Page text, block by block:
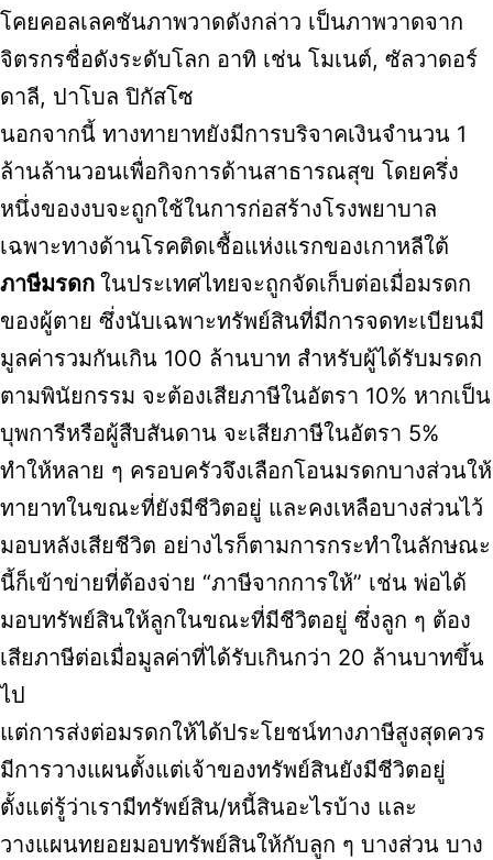
โคยคอลเลคชันภาพวาดดังกล่าว เป็นภาพวาดจาก
จิตรกรชื่อดังระดับโลก อาทิ เช่น โมเนต์, ซัลวาดอร์
ดาลี, ปาโบล ปิกัสโซ
นอกจากนี้ ทางทายาทยังมีการบริจาคเงินจำนวน 1
ล้านล้านวอนเพื่อกิจการด้านสาธารณสุข โดยครึ่ง
หนึ่งของงบจะถูกใช้ในการก่อสร้างโรงพยาบาล
เฉพาะทางด้านโรคติดเชื้อแห่งแรกของเกาหลีใต้
ภาษีมรดก ในประเทศไทยจะถูกจัดเก็บต่อเมื่อมรดก
ของผู้ตาย ซึ่งนับเฉพาะทรัพย์สินที่มีการจดทะเบียนมี
มูลค่ารวมกันเกิน 100 ล้านบาท สำหรับผู้ได้รับมรดก
ตามพินัยกรรม จะต้องเสียภาษีในอัตรา 10% หากเป็น
บุพการีหรือผู้สืบสันดาน จะเสียภาษีในอัตรา 5%
ทำให้หลาย ๆ ครอบครัวจึงเลือกโอนมรดกบางส่วนให้
ทายาทในขณะที่ยังมีชีวิตอยู่ และคงเหลือบางส่วนไว้
มอบหลังเสียชีวิต อย่างไรก็ตามการกระทำในลักษณะ
นี้ก็เข้าข่ายที่ต้องจ่าย “ภาษีจากการให้” เช่น พ่อได้
มอบทรัพย์สินให้ลูกในขณะที่มีชีวิตอยู่ ซึ่งลูก ๆ ต้อง
เสียภาษีต่อเมื่อมูลค่าที่ได้รับเกินกว่า 20 ล้านบาทขึ้น
ไป
แต่การส่งต่อมรดกให้ได้ประโยชน์ทางภาษีสูงสุดควร
มีการวางแผนตั้งแต่เจ้าของทรัพย์สินยังมีชีวิตอยู่
ตั้งแต่รู้ว่าเรามีทรัพย์สิน/หนี้สินอะไรบ้าง และ
วางแผนทยอยมอบทรัพย์สินให้กับลูก ๆ บางส่วน บาง